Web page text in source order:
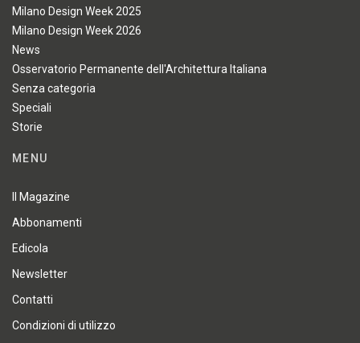
Milano Design Week 2025
Milano Design Week 2026
News
Osservatorio Permanente dell'Architettura Italiana
Senza categoria
Speciali
Storie
MENU
Il Magazine
Abbonamenti
Edicola
Newsletter
Contatti
Condizioni di utilizzo